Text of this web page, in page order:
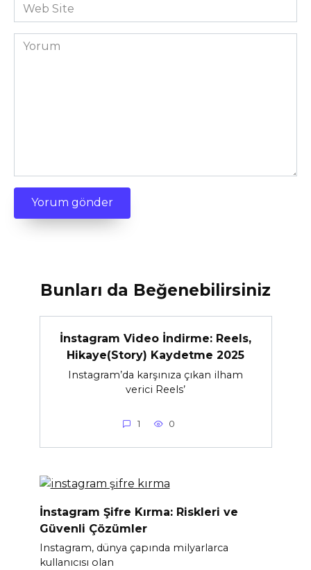
Web
Site
Yorum
Bunları da Beğenebilirsiniz
İnstagram Video İndirme: Reels,
Hikaye(Story) Kaydetme 2025
Instagram’da karşınıza çıkan ilham
verici Reels’
1 0
İnstagram Şifre Kırma: Riskleri ve
Güvenli Çözümler
Instagram, dünya çapında milyarlarca
kullanıcısı olan